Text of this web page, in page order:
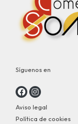
Síguenos en
Aviso legal
Política de cookies